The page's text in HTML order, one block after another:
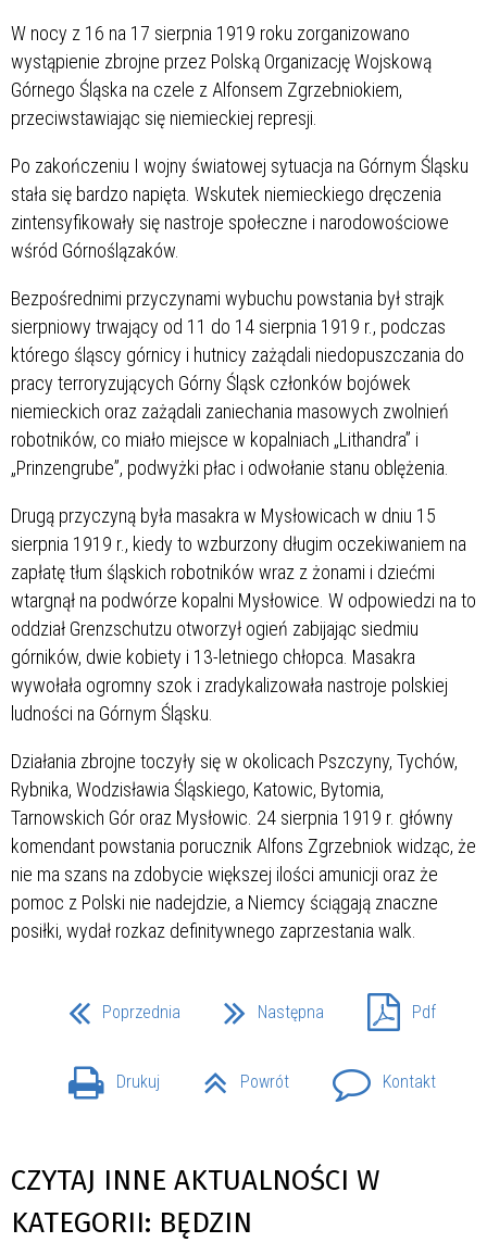
W nocy z 16 na 17 sierpnia 1919 roku zorganizowano
wystąpienie zbrojne przez Polską Organizację Wojskową
Górnego Śląska na czele z Alfonsem Zgrzebniokiem,
przeciwstawiając się niemieckiej represji.
Po zakończeniu I wojny światowej sytuacja na Górnym Śląsku
stała się bardzo napięta. Wskutek niemieckiego dręczenia
zintensyfikowały się nastroje społeczne i narodowościowe
wśród Górnoślązaków.
Bezpośrednimi przyczynami wybuchu powstania był strajk
sierpniowy trwający od 11 do 14 sierpnia 1919 r., podczas
którego śląscy górnicy i hutnicy zażądali niedopuszczania do
pracy terroryzujących Górny Śląsk członków bojówek
niemieckich oraz zażądali zaniechania masowych zwolnień
robotników, co miało miejsce w kopalniach „Lithandra” i
„Prinzengrube”, podwyżki płac i odwołanie stanu oblężenia.
Drugą przyczyną była masakra w Mysłowicach w dniu 15
sierpnia 1919 r., kiedy to wzburzony długim oczekiwaniem na
zapłatę tłum śląskich robotników wraz z żonami i dziećmi
wtargnął na podwórze kopalni Mysłowice. W odpowiedzi na to
oddział Grenzschutzu otworzył ogień zabijając siedmiu
górników, dwie kobiety i 13-letniego chłopca. Masakra
wywołała ogromny szok i zradykalizowała nastroje polskiej
ludności na Górnym Śląsku.
Działania zbrojne toczyły się w okolicach Pszczyny, Tychów,
Rybnika, Wodzisławia Śląskiego, Katowic, Bytomia,
Tarnowskich Gór oraz Mysłowic. 24 sierpnia 1919 r. główny
komendant powstania porucznik Alfons Zgrzebniok widząc, że
nie ma szans na zdobycie większej ilości amunicji oraz że
pomoc z Polski nie nadejdzie, a Niemcy ściągają znaczne
posiłki, wydał rozkaz definitywnego zaprzestania walk.
Poprzednia Następna Pdf
Drukuj Powrót Kontakt
CZYTAJ INNE AKTUALNOŚCI W
KATEGORII: BĘDZIN